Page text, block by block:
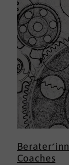
Coaches